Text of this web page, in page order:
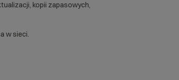
kopii zapasowych,
w sieci.